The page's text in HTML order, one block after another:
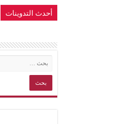
أحدث التدوينات